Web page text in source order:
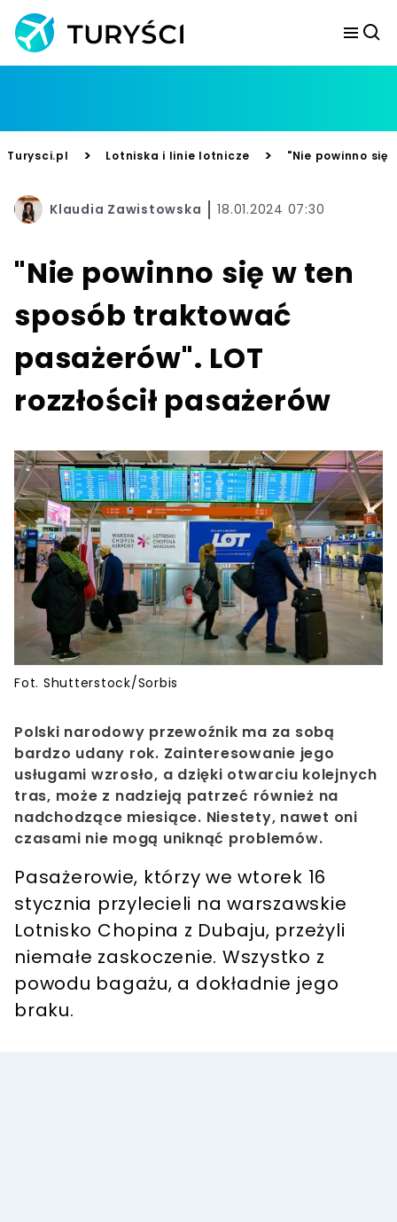
Turysci.pl > Lotniska i linie lotnicze > "Nie powinno się
Klaudia Zawistowska 18.01.2024 07:30
"Nie powinno się w ten
sposób traktować
pasażerów". LOT
rozzłościł pasażerów
Fot. Shutterstock/Sorbis
Polski narodowy przewoźnik ma za sobą
bardzo udany rok. Zainteresowanie jego
usługami wzrosło, a dzięki otwarciu kolejnych
tras, może z nadzieją patrzeć również na
nadchodzące miesiące. Niestety, nawet oni
czasami nie mogą uniknąć problemów.
Pasażerowie, którzy we wtorek 16
stycznia przylecieli na warszawskie
Lotnisko Chopina z Dubaju, przeżyli
niemałe zaskoczenie. Wszystko z
powodu bagażu, a dokładnie jego
braku.